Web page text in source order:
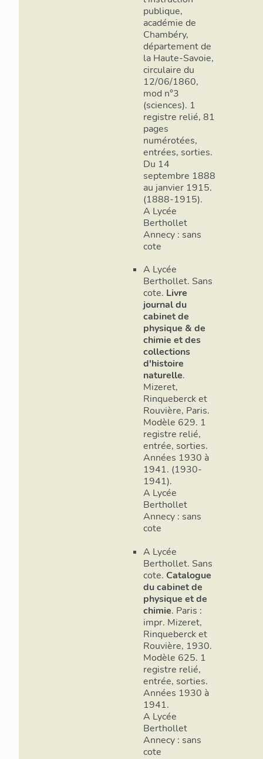
publique,
académie de
Chambéry,
département de
la Haute-Savoie,
circulaire du
12/06/1860,
mod n°3
(sciences). 1
registre relié, 81
pages
numérotées,
entrées, sorties.
Du 14
septembre 1888
au janvier 1915.
(1888-1915).
A Lycée
Berthollet
Annecy : sans
cote
A Lycée
Berthollet. Sans
cote. Livre
journal du
cabinet de
physique & de
chimie et des
collections
d'histoire
naturelle.
Mizeret,
Rinqueberck et
Rouvière, Paris.
Modèle 629. 1
registre relié,
entrée, sorties.
Années 1930 à
1941. (1930-
1941).
A Lycée
Berthollet
Annecy : sans
cote
A Lycée
Berthollet. Sans
cote. Catalogue
du cabinet de
physique et de
chimie. Paris :
impr. Mizeret,
Rinqueberck et
Rouvière, 1930.
Modèle 625. 1
registre relié,
entrée, sorties.
Années 1930 à
1941.
A Lycée
Berthollet
Annecy : sans
cote